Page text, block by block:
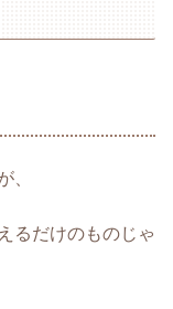
、
るだけのものじゃ